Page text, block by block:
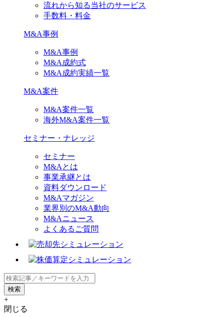
流れから知る当社のサービス
手数料・料金
M&A事例
M&A事例
M&A成約式
M&A成約実績一覧
M&A案件
M&A案件一覧
海外M&A案件一覧
セミナー・ナレッジ
セミナー
M&Aとは
事業承継とは
資料ダウンロード
M&Aマガジン
業界別のM&A動向
M&Aニュース
よくあるご質問
+
閉じる